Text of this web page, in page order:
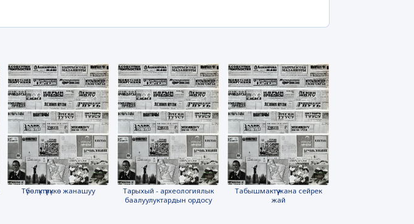
Түбөлүктүүлүккө жанашуу
Тарыхый - археологиялык
баалуулуктардын ордосу
Табышмактүү жана сейрек
жай